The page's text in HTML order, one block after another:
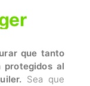
que tanto
protegidos al
Sea que